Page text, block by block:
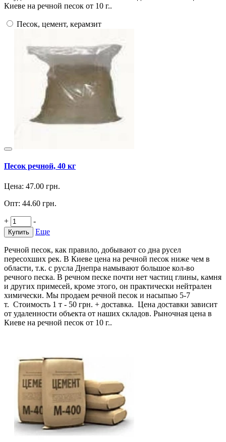
Киеве на речной песок от 10 г..
Песок, цемент, керамзит
Песок речной, 40 кг
Цена: 47.00 грн.
Опт: 44.60 грн.
+ -
Купить Еще
Речной песок, как правило, добывают со дна русел
пересохших рек. В Киеве цена на речной песок ниже чем в
области, т.к. с русла Днепра намывают большое кол-во
речного песка. В речном песке почти нет частиц глины, камня
и других примесей, кроме этого, он практически нейтрален
химически. Мы продаем речной песок и насыпью 5-7
т. Стоимость 1 т - 50 грн. + доставка. Цена доставки зависит
от удаленности объекта от наших складов. Рыночная цена в
Киеве на речной песок от 10 г..